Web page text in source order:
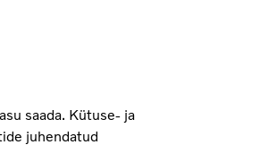
saada. Kütuse- ja
juhendatud